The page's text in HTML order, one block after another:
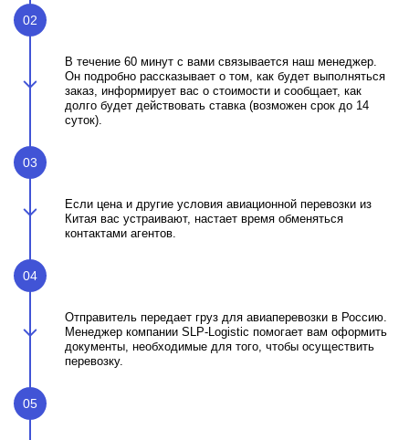
02
В течение 60 минут с вами связывается наш менеджер.
Он подробно рассказывает о том, как будет выполняться
заказ, информирует вас о стоимости и сообщает, как
долго будет действовать ставка (возможен срок до 14
суток).
03
Если цена и другие условия авиационной перевозки из
Китая вас устраивают, настает время обменяться
контактами агентов.
04
Отправитель передает груз для авиаперевозки в Россию.
Менеджер компании SLP-Logistic помогает вам оформить
документы, необходимые для того, чтобы осуществить
перевозку.
05